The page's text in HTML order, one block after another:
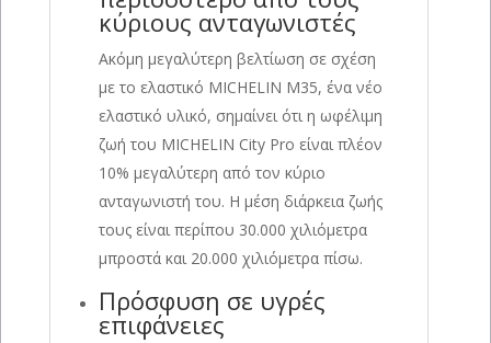
κύριους ανταγωνιστές
Ακόμη μεγαλύτερη βελτίωση σε σχέση
με το ελαστικό MICHELIN M35, ένα νέο
ελαστικό υλικό, σημαίνει ότι η ωφέλιμη
ζωή του MICHELIN City Pro είναι πλέον
10% μεγαλύτερη από τον κύριο
ανταγωνιστή του. Η μέση διάρκεια ζωής
τους είναι περίπου 30.000 χιλιόμετρα
μπροστά και 20.000 χιλιόμετρα πίσω.
Πρόσφυση σε υγρές
επιφάνειες